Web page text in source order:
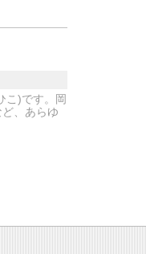
こ)です。岡
、あらゆ